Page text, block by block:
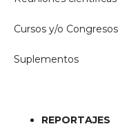
Cursos y/o Congresos
Suplementos
REPORTAJES